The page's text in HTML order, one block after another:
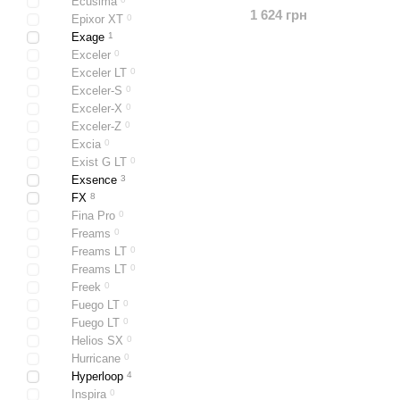
1 624 грн
Epixor XT 0
Exage 1
Exceler 0
Exceler LT 0
Exceler-S 0
Exceler-X 0
Exceler-Z 0
Excia 0
Exist G LT 0
Exsence 3
FX 8
Fina Pro 0
Freams 0
Freams LT 0
Freams LT 0
Freek 0
Fuego LT 0
Fuego LT 0
Helios SX 0
Hurricane 0
Hyperloop 4
Inspira 0